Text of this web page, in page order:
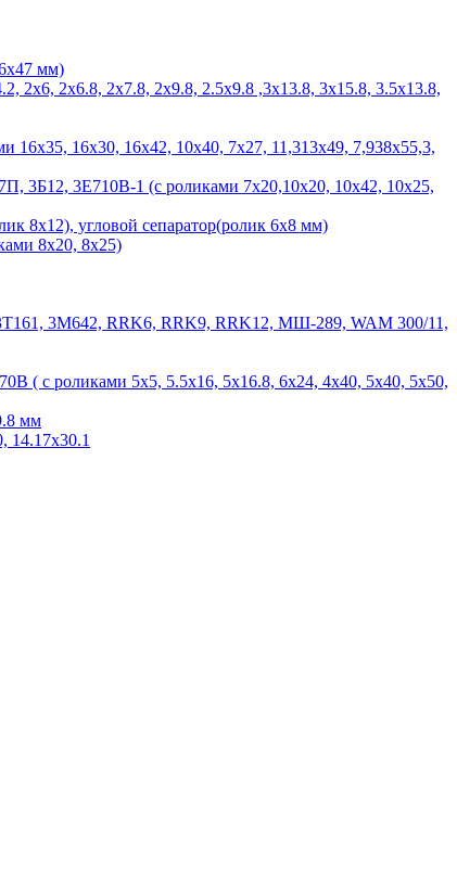
мм)
2х6.8, 2х7.8, 2х9.8, 2.5х9.8 ,3х13.8, 3х15.8, 3.5х13.8,
16х30, 16х42, 10х40, 7х27, 11,313х49, 7,938х55,3,
3Е710В-1 (с роликами 7х20,10х20, 10х42, 10х25,
8х12), угловой сепаратор(ролик 6х8 мм)
8х20, 8х25)
3М642, RRK6, RRK9, RRK12, МШ-289, WAM 300/11,
с роликами 5х5, 5.5х16, 5х16.8, 6х24, 4х40, 5х40, 5х50,
мм